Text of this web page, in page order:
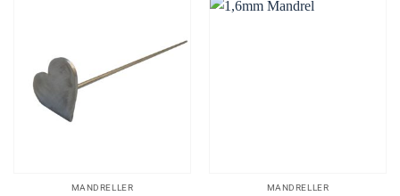
MANDRELLER MANDRELLER